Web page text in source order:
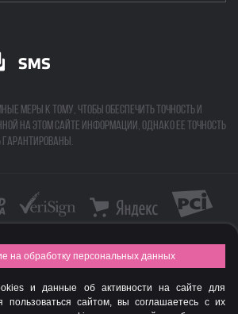
меры к тому, чтобы обеспечить точность и
на этом сайте информации, однако ее точность
гарантированы.
AWARDS 2015
косметики Spadream
на обработку персональных данных
и данные об активности на сайте для
пользоваться сайтом, вы соглашаетесь с их